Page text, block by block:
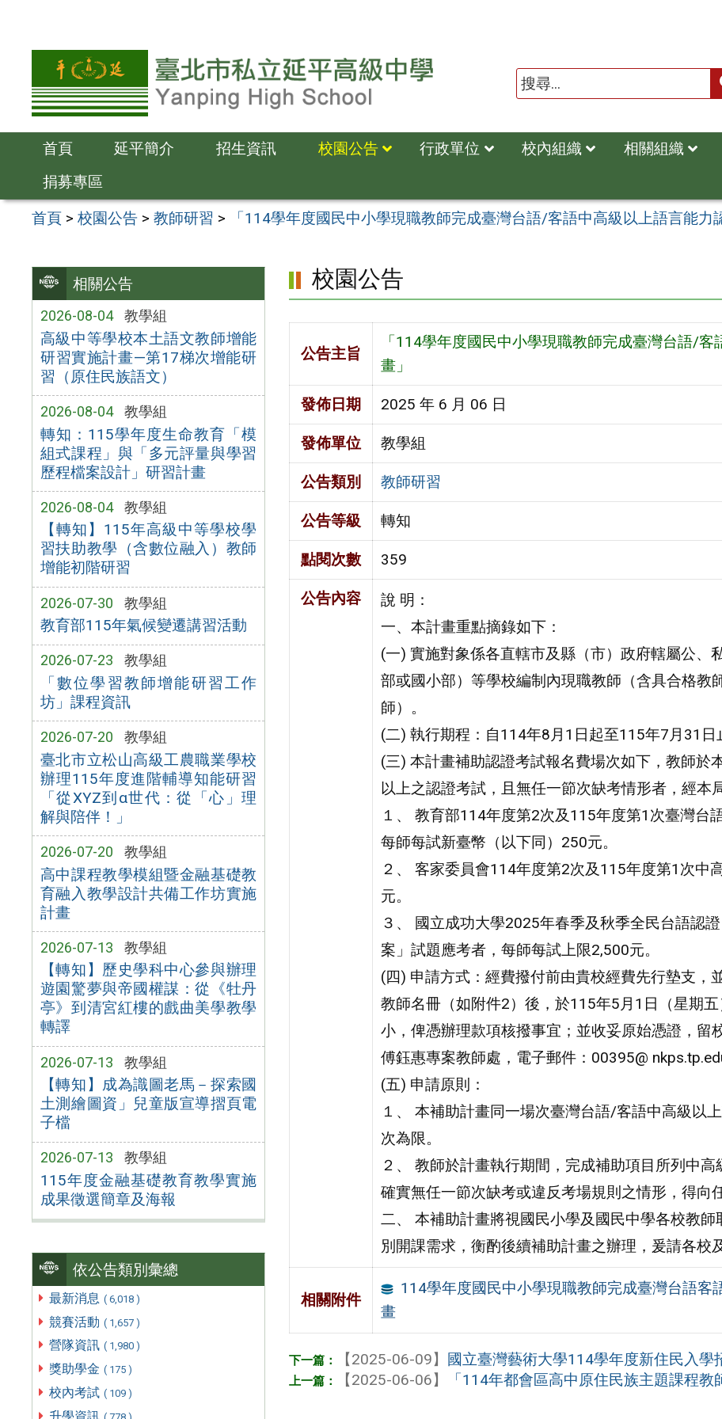
容
首頁 延平簡介 招生資訊 校園公告 行政單位 校內組織 相關組織
捐募專區
首頁 >校園公告 >教師研習 > 「114學年度國民中小學現職教師完成臺灣台語/客語中高級以上語言能力
相關公告
2026-08-04 教學組
高級中等學校本土語文教師增能
研習實施計畫—第17梯次增能研
習（原住民族語文）
2026-08-04 教學組
轉知：115學年度生命教育「模
組式課程」與「多元評量與學習
歷程檔案設計」研習計畫
2026-08-04 教學組
【轉知】115年高級中等學校學
習扶助教學（含數位融入）教師
增能初階研習
2026-07-30 教學組
教育部115年氣候變遷講習活動
2026-07-23 教學組
「數位學習教師增能研習工作
坊」課程資訊
2026-07-20 教學組
臺北市立松山高級工農職業學校
辦理115年度進階輔導知能研習
「從XYZ到α世代：從「心」理
解與陪伴！」
2026-07-20 教學組
高中課程教學模組暨金融基礎教
育融入教學設計共備工作坊實施
計畫
2026-07-13 教學組
【轉知】歷史學科中心參與辦理
遊園驚夢與帝國權謀：從《牡丹
亭》到清宮紅樓的戲曲美學教學
轉譯
2026-07-13 教學組
【轉知】成為識圖老馬－探索國
土測繪圖資」兒童版宣導摺頁電
子檔
2026-07-13 教學組
115年度金融基礎教育教學實施
成果徵選簡章及海報
依公告類別彙總
最新消息 ( 6,018 )
競賽活動 ( 1,657 )
營隊資訊 ( 1,980 )
獎助學金 ( 175 )
校內考試 ( 109 )
校園公告
公告主旨
「114學年度國民中小學現職教師完成臺灣台語/
畫」
發佈日期 2025 年 6 月 06 日
發佈單位 教學組
公告類別 教師研習
公告等級 轉知
點閱次數 359
公告內容
說 明：
一、本計畫重點摘錄如下：
(一) 實施對象係各直轄市及縣（市）政府轄屬公、
部或國小部）等學校編制內現職教師（含具合格
師）。
(二) 執行期程：自114年8月1日起至115年7月31日
(三) 本計畫補助認證考試報名費場次如下，教師於
以上之認證考試，且無任一節次缺考情形者，經本
１、 教育部114年度第2次及115年度第1次臺灣台
每師每試新臺幣（以下同）250元。
２、 客家委員會114年度第2次及115年度第1次中
元。
３、 國立成功大學2025年春季及秋季全民台語認
案」試題應考者，每師每試上限2,500元。
(四) 申請方式：經費撥付前由貴校經費先行墊支，
教師名冊（如附件2）後，於115年5月1日（星期
小，俾憑辦理款項核撥事宜；並收妥原始憑證，留
傅鈺惠專案教師處，電子郵件：00395@
(五) 申請原則：
１、 本補助計畫同一場次臺灣台語/客語中高級以
次為限。
２、 教師於計畫執行期間，完成補助項目所列中
確實無任一節次缺考或違反考場規則之情形，得向
二、 本補助計畫將視國民小學及國民中學各校教
別開課需求，衡酌後續補助計畫之辦理，爰請各校
相關附件
114學年度國民中小學現職教師完成臺灣台語
畫
【2025-06-09】 國立臺灣藝術大學114學年度新住民入學
【2025-06-06】
「114年都會區高中原住民族主題課程教